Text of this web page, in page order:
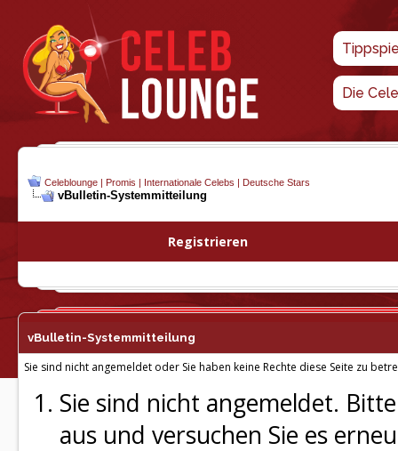
Die
Celeblounge | Promis | Internationale Celebs | Deutsche Stars
vBulletin-Systemmitteilung
Registrieren
vBulletin-Systemmitteilung
Sie sind nicht angemeldet oder Sie haben keine Rechte diese Seite zu
Sie sind nicht angemeldet.
aus und versuchen Sie es